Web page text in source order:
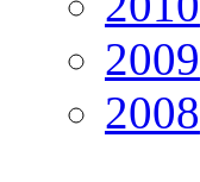
2009
2008